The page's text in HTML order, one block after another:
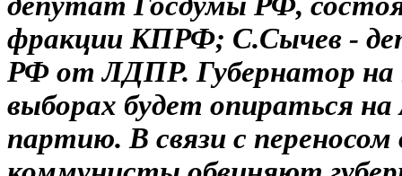
фракции КПРФ; С.Сычев -
РФ от ЛДПР. Губернатор на
выборах будет опираться на
партию. В связи с